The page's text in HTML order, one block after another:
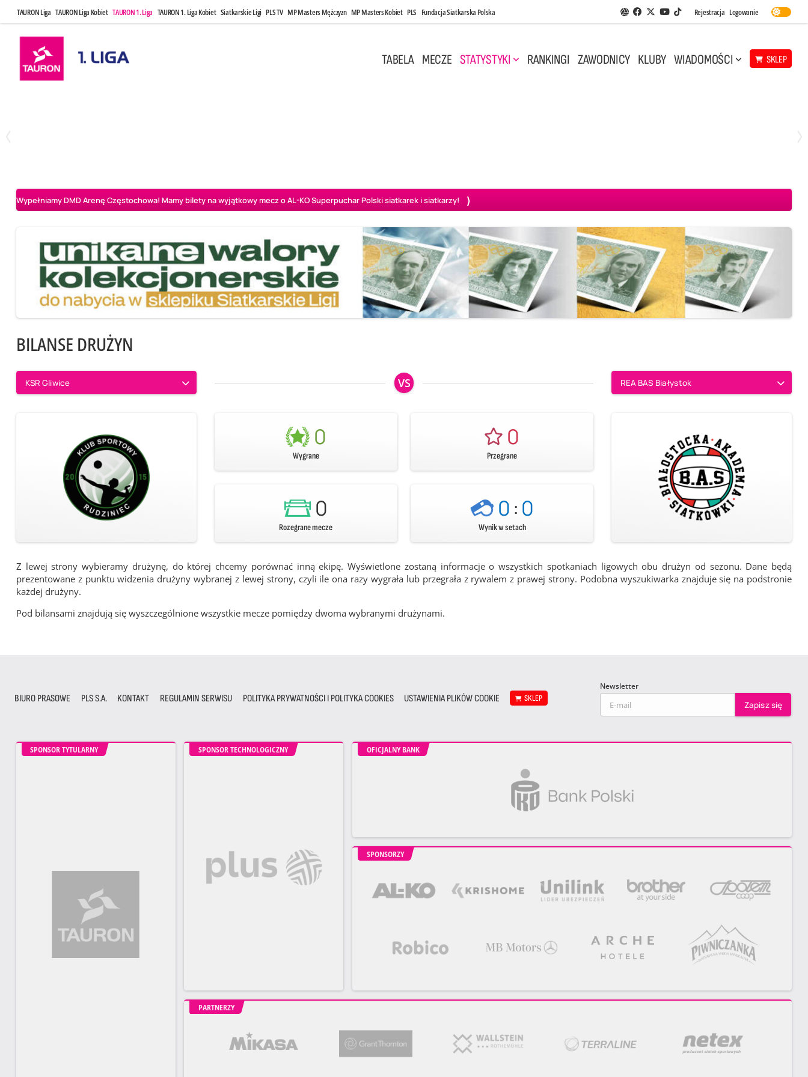
TAURON Liga TAURON Liga Kobiet TAURON 1. Liga TAURON 1. Liga Kobiet Siatkarskie Ligi PLS TV MP Masters Mężczyzn MP Masters Kobiet PLS Fundacja Siatkarska Polska Aplikacja Siatkarskie Ligi
Facebook
Twitter
Youtube
TikTok
Rejestracja Logowanie
TABELA MECZE STATYSTYKI RANKINGI ZAWODNICY KLUBY WIADOMOŚCI SKLEP
Wypełniamy DMD Arenę Częstochowa! Mamy bilety na wyjątkowy mecz o AL-KO Superpuchar Polski siatkarek i siatkarzy!
BILANSE DRUŻYN
KSR Gliwice VS REA BAS Białystok
0
Wygrane
0
Przegrane
0
Rozegrane mecze
0:0
Wynik w setach
Z lewej strony wybieramy drużynę, do której chcemy porównać inną ekipę. Wyświetlone zostaną informacje o wszystkich spotkaniach ligowych obu drużyn od sezonu. Dane będą
prezentowane z punktu widzenia drużyny wybranej z lewej strony, czyli ile ona razy wygrała lub przegrała z rywalem z prawej strony. Podobna wyszukiwarka znajduje się na podstronie
każdej drużyny.
Pod bilansami znajdują się wyszczególnione wszystkie mecze pomiędzy dwoma wybranymi drużynami.
BIURO PRASOWE PLS S.A. KONTAKT REGULAMIN SERWISU POLITYKA PRYWATNOŚCI I POLITYKA COOKIES USTAWIENIA PLIKÓW COOKIE SKLEP
Newsletter
SPONSOR TYTULARNY SPONSOR TECHNOLOGICZNY OFICJALNY BANK
SPONSORZY
PARTNERZY